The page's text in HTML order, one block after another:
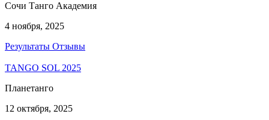
Сочи Танго Академия
4 ноября, 2025
Результаты Отзывы
TANGO SOL 2025
Планетанго
12 октября, 2025